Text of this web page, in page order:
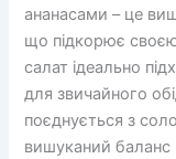
ананасами – це
що підкорює
салат ідеально
для звичайного
поєднується з
вишуканий